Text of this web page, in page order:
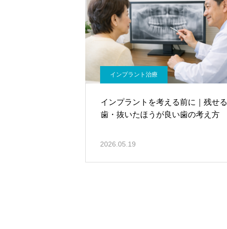
インプラント治療
インプラントを考える前に｜残せる
歯・抜いたほうが良い歯の考え方
2026.05.19